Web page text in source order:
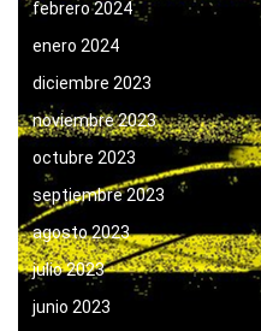
febrero 2024
enero 2024
diciembre 2023
noviembre 2023
octubre 2023
septiembre 2023
agosto 2023
julio 2023
junio 2023